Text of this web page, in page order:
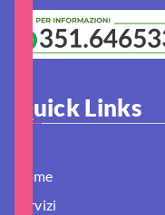
Quick Links
Home
Servizi